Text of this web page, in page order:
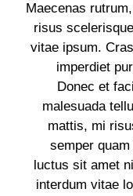
Maecenas
risus
vitae ipsum.
imperdiet
Donec et
malesuada
mattis, mi
semper
luctus sit amet
interdum vitae